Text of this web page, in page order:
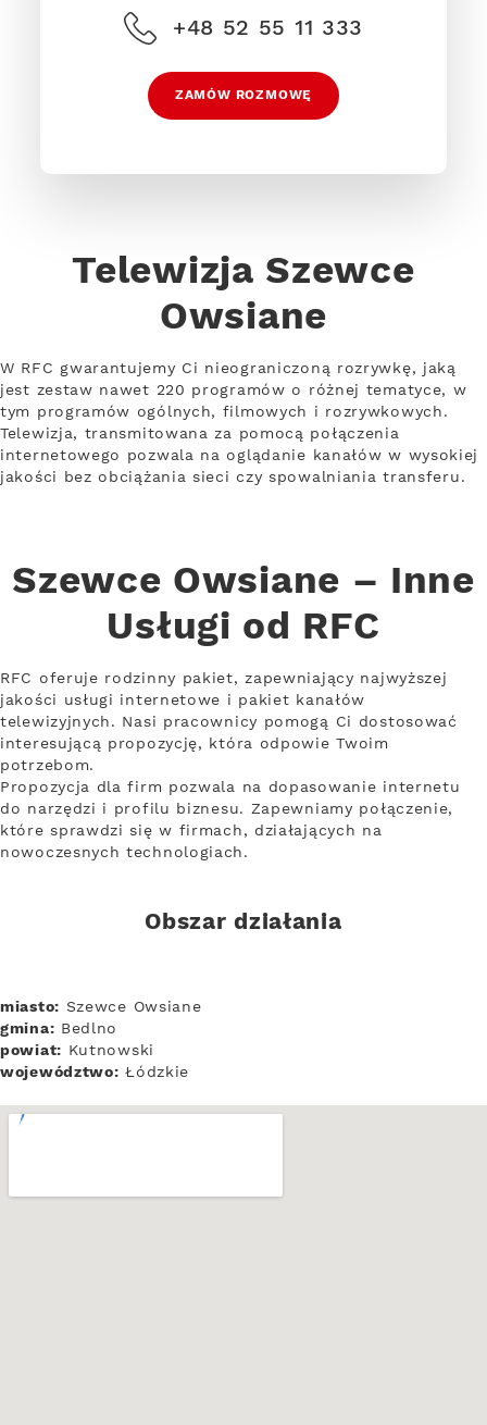
+48 52 55 11 333
ZAMÓW ROZMOWĘ
Telewizja Szewce
Owsiane
W RFC gwarantujemy Ci nieograniczoną rozrywkę, jaką
jest zestaw nawet 220 programów o różnej tematyce, w
tym programów ogólnych, filmowych i rozrywkowych.
Telewizja, transmitowana za pomocą połączenia
internetowego pozwala na oglądanie kanałów w wysokiej
jakości bez obciążania sieci czy spowalniania transferu.
Szewce Owsiane – Inne
Usługi od RFC
RFC oferuje rodzinny pakiet, zapewniający najwyższej
jakości usługi internetowe i pakiet kanałów
telewizyjnych. Nasi pracownicy pomogą Ci dostosować
interesującą propozycję, która odpowie Twoim
potrzebom.
Propozycja dla firm pozwala na dopasowanie internetu
do narzędzi i profilu biznesu. Zapewniamy połączenie,
które sprawdzi się w firmach, działających na
nowoczesnych technologiach.
Obszar działania
miasto: Szewce Owsiane
gmina: Bedlno
powiat: Kutnowski
województwo: Łódzkie